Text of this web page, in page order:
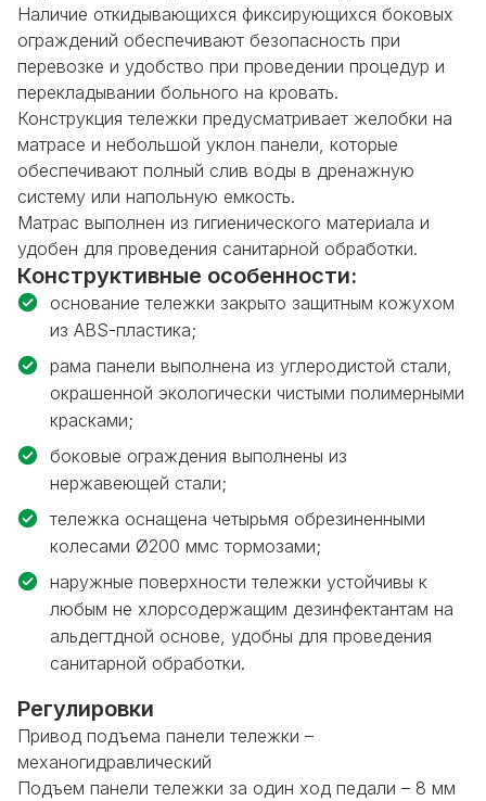
Наличие откидывающихся фиксирующихся боковых
ограждений обеспечивают безопасность при
перевозке и удобство при проведении процедур и
перекладывании больного на кровать.
Конструкция тележки предусматривает желобки на
матрасе и небольшой уклон панели, которые
обеспечивают полный слив воды в дренажную
систему или напольную емкость.
Матрас выполнен из гигиенического материала и
удобен для проведения санитарной обработки.
Конструктивные особенности:
основание тележки закрыто защитным кожухом
из ABS-пластика;
рама панели выполнена из углеродистой стали,
окрашенной экологически чистыми полимерными
красками;
боковые ограждения выполнены из
нержавеющей стали;
тележка оснащена четырьмя обрезиненными
колесами Ø200 ммс тормозами;
наружные поверхности тележки устойчивы к
любым не хлорсодержащим дезинфектантам на
альдегтдной основе, удобны для проведения
санитарной обработки.
Регулировки
Привод подъема панели тележки –
механогидравлический
Подъем панели тележки за один ход педали – 8 мм